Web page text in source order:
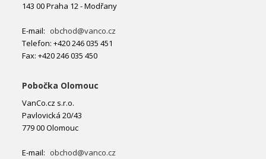
143 00 Praha 12 - Modřany
E-mail: obchod@vanco.cz
Telefon: +420 246 035 451
Fax: +420 246 035 450
Pobočka Olomouc
VanCo.cz s.r.o.
Pavlovická 20/43
779 00 Olomouc
E-mail: obchod@vanco.cz